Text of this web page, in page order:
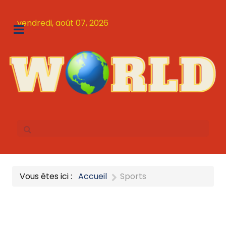
vendredi, août 07, 2026
Vous êtes ici : Accueil Sports